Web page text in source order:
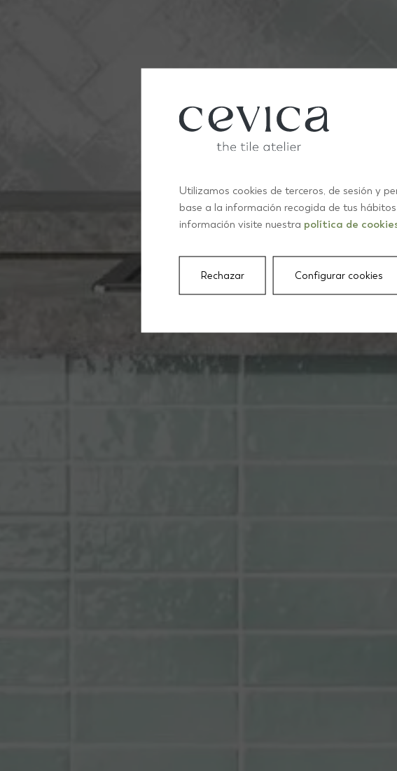
Utilizamos cookies de terceros, de sesión y
base a la información recogida de tus
información visite nuestra política de
Rechazar Configurar cookies